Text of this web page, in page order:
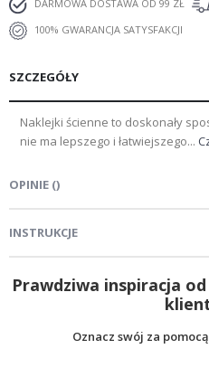
DARMOWA DOSTAWA OD 99 ZŁ
100% GWARANCJA SATYSFAKCJI
SZCZEGÓŁY
Naklejki ścienne to doskonały
nie ma lepszego i łatwiejszego...
OPINIE ()
INSTRUKCJE
Prawdziwa inspiracja
Oznacz swój za